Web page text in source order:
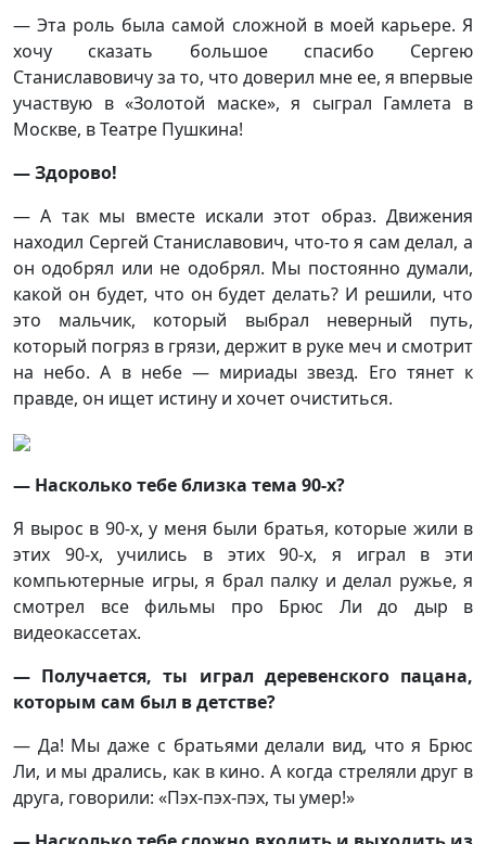
— Эта роль была самой сложной в моей карьере. Я
хочу сказать большое спасибо Сергею
Станиславовичу за то, что доверил мне ее, я впервые
участвую в «Золотой маске», я сыграл Гамлета в
Москве, в Театре Пушкина!
— Здорово!
— А так мы вместе искали этот образ. Движения
находил Сергей Станиславович, что-то я сам делал, а
он одобрял или не одобрял. Мы постоянно думали,
какой он будет, что он будет делать? И решили, что
это мальчик, который выбрал неверный путь,
который погряз в грязи, держит в руке меч и смотрит
на небо. А в небе — мириады звезд. Его тянет к
правде, он ищет истину и хочет очиститься.
— Насколько тебе близка тема 90-х?
Я вырос в 90-х, у меня были братья, которые жили в
этих 90-х, учились в этих 90-х, я играл в эти
компьютерные игры, я брал палку и делал ружье, я
смотрел все фильмы про Брюс Ли до дыр в
видеокассетах.
— Получается, ты играл деревенского пацана,
которым сам был в детстве?
— Да! Мы даже с братьями делали вид, что я Брюс
Ли, и мы дрались, как в кино. А когда стреляли друг в
друга, говорили: «Пэх-пэх-пэх, ты умер!»